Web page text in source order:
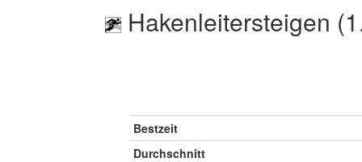
Hakenleitersteigen
Bestzeit
Durchschnitt